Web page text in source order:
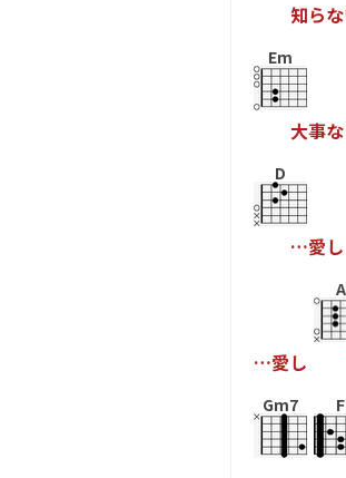
知らな
Em
大事な
D
…愛し
…愛し
A
Gm7 F